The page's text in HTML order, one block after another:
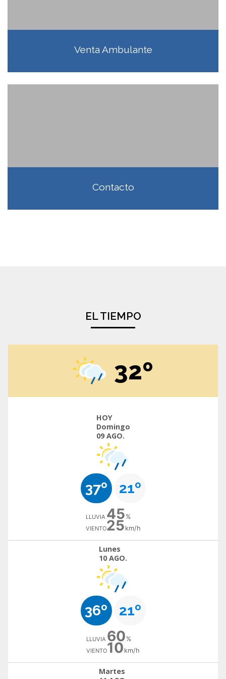
Venta Ambulante
Contacto
EL TIEMPO
32º
HOY
Domingo
09 AGO.
37º 21º
LLUVIA 45 %
VIENTO25 km/h
Lunes
10 AGO.
36º 21º
LLUVIA 60 %
VIENTO10 km/h
Martes